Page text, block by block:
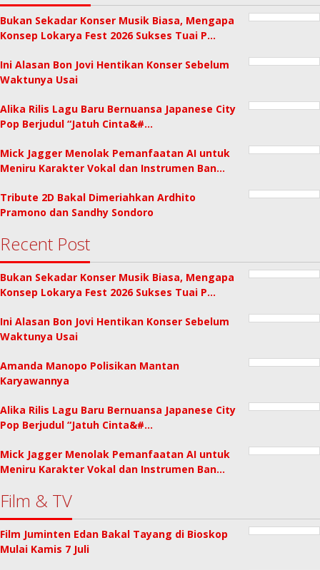
Bukan Sekadar Konser Musik Biasa, Mengapa
Konsep Lokarya Fest 2026 Sukses Tuai P…
Ini Alasan Bon Jovi Hentikan Konser Sebelum
Waktunya Usai
Alika Rilis Lagu Baru Bernuansa Japanese City
Pop Berjudul “Jatuh Cinta&#…
Mick Jagger Menolak Pemanfaatan AI untuk
Meniru Karakter Vokal dan Instrumen Ban…
Tribute 2D Bakal Dimeriahkan Ardhito
Pramono dan Sandhy Sondoro
Recent Post
Bukan Sekadar Konser Musik Biasa, Mengapa
Konsep Lokarya Fest 2026 Sukses Tuai P…
Ini Alasan Bon Jovi Hentikan Konser Sebelum
Waktunya Usai
Amanda Manopo Polisikan Mantan
Karyawannya
Alika Rilis Lagu Baru Bernuansa Japanese City
Pop Berjudul “Jatuh Cinta&#…
Mick Jagger Menolak Pemanfaatan AI untuk
Meniru Karakter Vokal dan Instrumen Ban…
Film & TV
Film Juminten Edan Bakal Tayang di Bioskop
Mulai Kamis 7 Juli